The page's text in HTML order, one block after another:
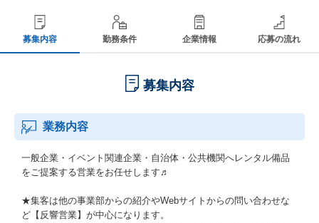
募集内容 勤務条件 企業情報 応募の流れ
募集内容
業務内容
一般企業・イベント関連企業・自治体・公共機関へレンタル備品
をご提案する営業をお任せします♬
★集客は他の事業部からの紹介やWebサイトからの問い合わせな
ど【反響営業】が中心になります。